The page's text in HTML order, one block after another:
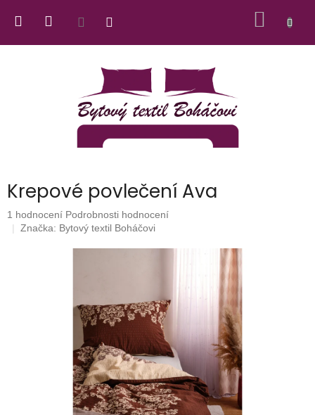
Krepové povlečení Ava
Průměrné
hodnocení
1 hodnocení Podrobnosti hodnocení
Značka: Bytový textil Boháčovi